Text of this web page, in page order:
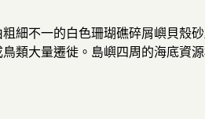
細不一的白色珊瑚礁碎屑嶼貝殼
類大量遷徙。島嶼四周的海底資